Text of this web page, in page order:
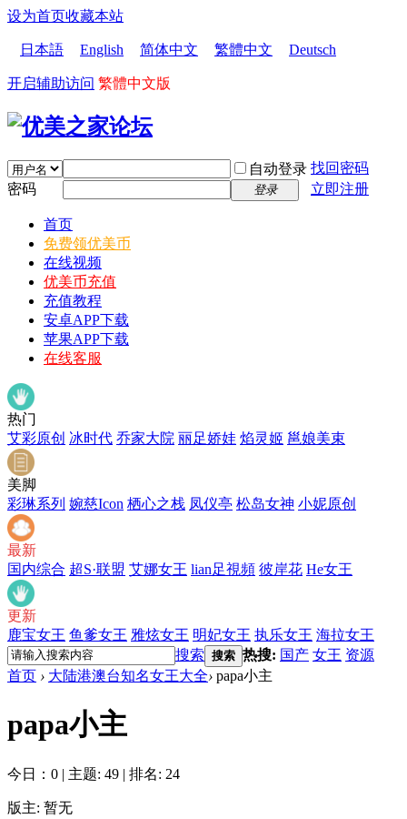
设为首页收藏本站
日本語 English 简体中文 繁體中文 Deutsch
开启辅助访问 繁體中文版
自动登录 找回密码
密码
登录 立即注册
首页
免费领优美币
在线视频
优美币充值
充值教程
安卓APP下载
苹果APP下载
在线客服
热门
艾彩原创 冰时代 乔家大院 丽足娇娃 焰灵姬 邕娘美束
美脚
彩琳系列 婉慈Icon 栖心之栈 凤仪亭 松岛女神 小妮原创
最新
国内综合 超S·联盟 艾娜女王 lian足視頻 彼岸花 He女王
更新
鹿宝女王 鱼爹女王 雅炫女王 明妃女王 执乐女王 海拉女王
搜索 搜索 热搜: 国产 女王 资源
首页 › 大陆港澳台知名女王大全› papa小主
papa小主
今日：0 | 主题: 49 | 排名: 24
版主: 暂无